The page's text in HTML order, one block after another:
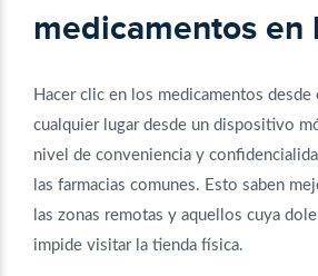
medicamentos en
Hacer clic en los medicamentos desde
cualquier lugar desde un dispositivo
nivel de conveniencia y
las farmacias comunes. Esto saben
las zonas remotas y aquellos cuya
impide visitar la tienda física.